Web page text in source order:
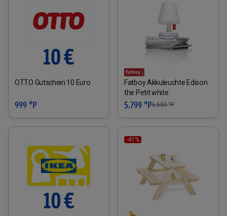
OTTO Gutschein 10 Euro
999 °P
Fatboy Akkuleuchte Edison
the Petit white
5.799 °P6.500°P
-41%